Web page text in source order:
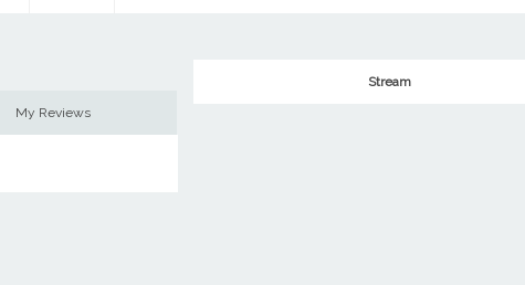
My Reviews
Stream